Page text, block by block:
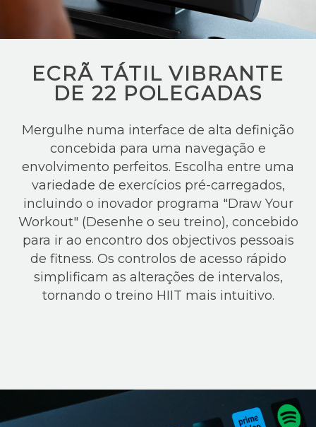
ECRÃ TÁTIL VIBRANTE
DE 22 POLEGADAS
Mergulhe numa interface de alta definição
concebida para uma navegação e
envolvimento perfeitos. Escolha entre uma
variedade de exercícios pré-carregados,
incluindo o inovador programa "Draw Your
Workout" (Desenhe o seu treino), concebido
para ir ao encontro dos objectivos pessoais
de fitness. Os controlos de acesso rápido
simplificam as alterações de intervalos,
tornando o treino HIIT mais intuitivo.